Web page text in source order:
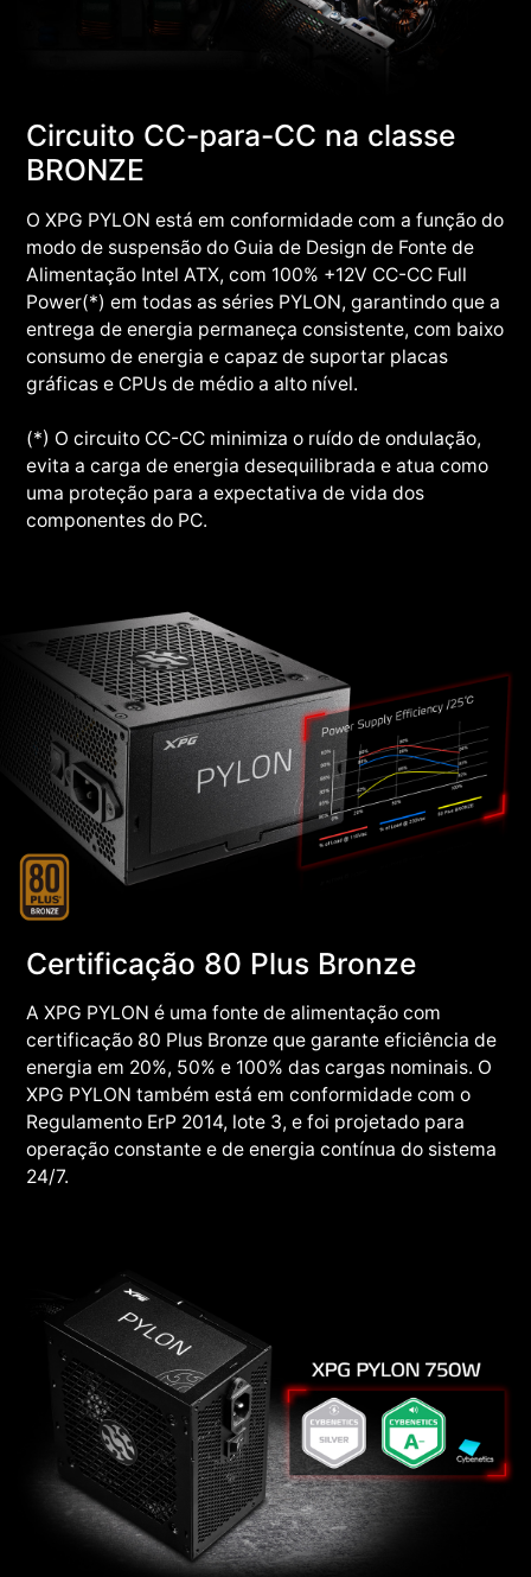
Circuito CC-para-CC na classe
BRONZE
O XPG PYLON está em conformidade com a função do
modo de suspensão do Guia de Design de Fonte de
Alimentação Intel ATX, com 100% +12V CC-CC Full
Power(*) em todas as séries PYLON, garantindo que a
entrega de energia permaneça consistente, com baixo
consumo de energia e capaz de suportar placas
gráficas e CPUs de médio a alto nível.
(*) O circuito CC-CC minimiza o ruído de ondulação,
evita a carga de energia desequilibrada e atua como
uma proteção para a expectativa de vida dos
componentes do PC.
Certificação 80 Plus Bronze
A XPG PYLON é uma fonte de alimentação com
certificação 80 Plus Bronze que garante eficiência de
energia em 20%, 50% e 100% das cargas nominais. O
XPG PYLON também está em conformidade com o
Regulamento ErP 2014, lote 3, e foi projetado para
operação constante e de energia contínua do sistema
24/7.